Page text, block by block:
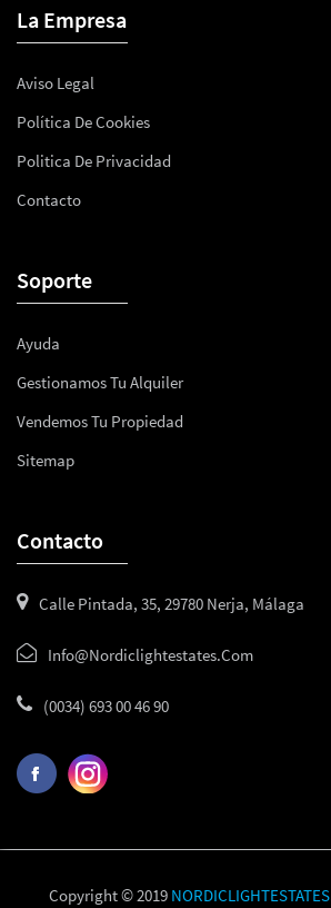
La Empresa
Aviso Legal
Política De Cookies
Politica De Privacidad
Contacto
Soporte
Ayuda
Gestionamos Tu Alquiler
Vendemos Tu Propiedad
Sitemap
Contacto
Calle Pintada, 35, 29780 Nerja, Málaga
Info@nordiclightestates.com
(0034) 693 00 46 90
Copyright © 2019